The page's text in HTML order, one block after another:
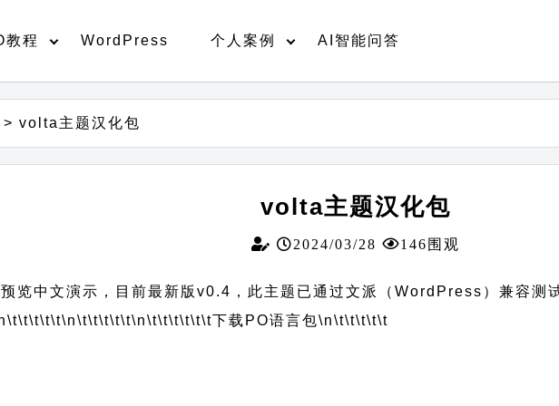
教程 WordPress 个人案例 AI智能问答
>volta主题汉化包
volta主题汉化包
2024/03/28 146围观
览中文演示，目前最新版v0.4，此主题已通过文派（WordPress）兼容测
\n\t\t\t\t\t\n\t\t\t\t\t\t下载PO语言包\n\t\t\t\t\t